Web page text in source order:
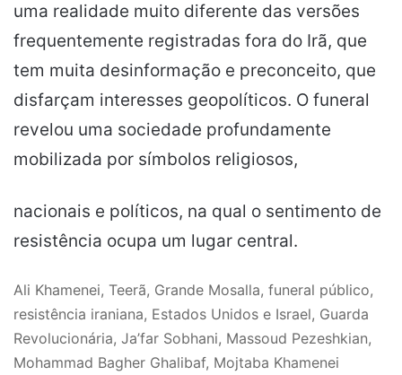
uma realidade muito diferente das versões
frequentemente registradas fora do Irã, que
tem muita desinformação e preconceito, que
disfarçam interesses geopolíticos. O funeral
revelou uma sociedade profundamente
mobilizada por símbolos religiosos,
nacionais e políticos, na qual o sentimento de
resistência ocupa um lugar central.
Ali Khamenei, Teerã, Grande Mosalla, funeral público,
resistência iraniana, Estados Unidos e Israel, Guarda
Revolucionária, Ja’far Sobhani, Massoud Pezeshkian,
Mohammad Bagher Ghalibaf, Mojtaba Khamenei